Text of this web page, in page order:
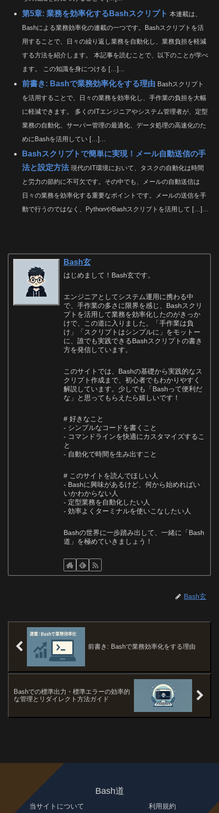
第5章: 業務を効率化するBashスクリプト 本連載は、
Bashによる業務効率化の連載の一つです。Bashスクリプトを活
用することで、日々の繰り返し業務を自動化し、業務負担を軽減
する方法を紹介します。 本記事を読むことで、以下のことが学べ
ます。 この知識を身につける […]...
前書き: Bashで業務効率化をする理由 Bashスクリプト
を活用することで、日々の業務を効率化し、手作業の負担を大幅
に軽減できます。 多くのITエンジニアやシステム管理者が、定型
業務の自動化、サーバー管理の最適化、データ処理の高速化のた
めにBashを活用してい […]...
Bashスクリプトで簡単に実現！メール自動送信の手
法と設定方法 現代のIT環境において、タスクの自動化は時間
と労力の節約に不可欠です。その中でも、メールの自動送信は
日々の業務を効率化する重要なポイントです。メールの送信を手
動で行うのではなく、PythonやBashスクリプトを活用して […]...
Bash玄
はじめまして！Bash玄です。
エンジニアとしてシステム運用に携わる中
で、手作業の多さに限界を感じ、Bashスクリ
プトを活用して業務を効率化したのがきっか
けで、この道に入りました。「手作業は負
け」「スクリプトはシンプルに」をモットー
に、誰でも実践できるBashスクリプトの書き
方を発信しています。
このサイトでは、Bashの基礎から実践的なス
クリプト作成まで、初心者でもわかりやすく
解説しています。少しでも「Bashって便利だ
な」と思ってもらえたら嬉しいです！
# 好きなこと
- シンプルなコードを書くこと
- コマンドラインを快適にカスタマイズするこ
と
- 自動化で時間を生み出すこと
# このサイトを読んでほしい人
- Bashに興味があるけど、何から始めればい
いかわからない人
- 定型業務を自動化したい人
- 効率よくターミナルを使いこなしたい人
Bashの世界に一歩踏み出して、一緒に「Bash
道」を極めていきましょう！
Bash玄
前書き: Bashで業務効率化をする理由
Bashでの標準出力・標準エラーの効率的
な管理とリダイレクト方法ガイド
Bash道
当サイトについて 利用規約